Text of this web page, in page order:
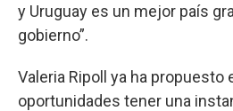
y Uruguay es un mejor país
gobierno”.
Valeria Ripoll ya ha propuesto
oportunidades tener una